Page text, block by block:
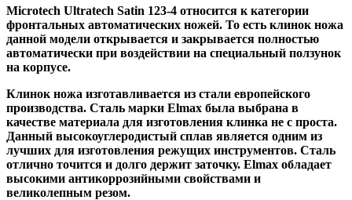
Microtech Ultratech Satin 123-4 относится к категории
фронтальных автоматических ножей. То есть клинок ножа
данной модели открывается и закрывается полностью
автоматически при воздействии на специальный ползунок
на корпусе.
Клинок ножа изготавливается из стали европейского
производства. Сталь марки Elmax была выбрана в
качестве материала для изготовления клинка не с проста.
Данный высокоуглеродистый сплав является одним из
лучших для изготовления режущих инструментов. Сталь
отлично точится и долго держит заточку. Elmax обладает
высокими антикоррозийными свойствами и
великолепным резом.